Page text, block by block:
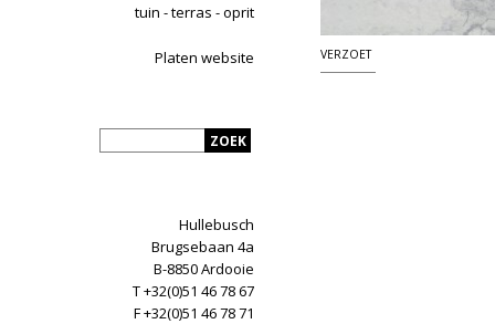
tuin - terras - oprit
Platen website
Hullebusch
Brugsebaan 4a
B-8850 Ardooie
T +32(0)51 46 78 67
F +32(0)51 46 78 71
VERZOET